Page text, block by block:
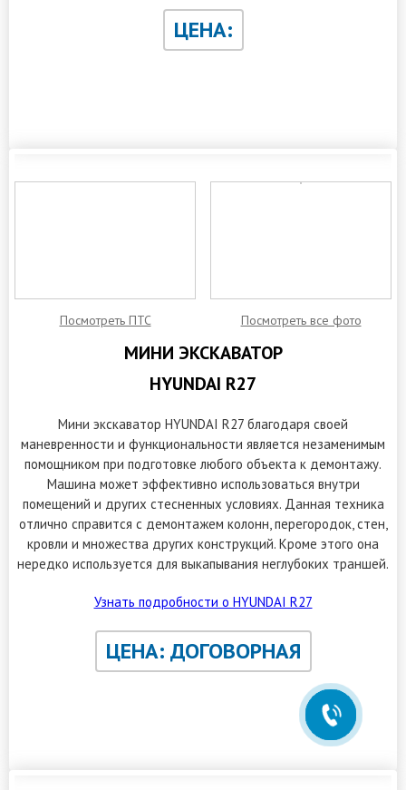
Менеджер по демонтажу и
Здравствуйте! Готов помочь
вам. Заполните форму и я
позвоню.
ЦЕНА:
Посмотреть ПТС Посмотреть все фото
МИНИ ЭКСКАВАТОР
HYUNDAI R27
Мини экскаватор HYUNDAI R27 благодаря своей
маневренности и функциональности является незаменимым
помощником при подготовке любого объекта к демонтажу.
Машина может эффективно использоваться внутри
помещений и других стесненных условиях. Данная техника
отлично справится с демонтажем колонн, перегородок, стен,
кровли и множества других конструкций. Кроме этого она
нередко используется для выкапывания неглубоких траншей.
Узнать подробности о HYUNDAI R27
ЦЕНА: ДОГОВОРНАЯ
ЗАКАЗАТЬ ОБРАТНЫЙ ЗВОНОК